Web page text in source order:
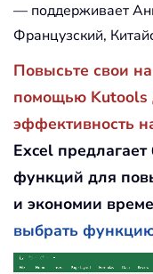
— поддерживает
Французский,
Повысьте свои
помощью Kutools
эффективность
Excel
функций для
и экономии
выбрать